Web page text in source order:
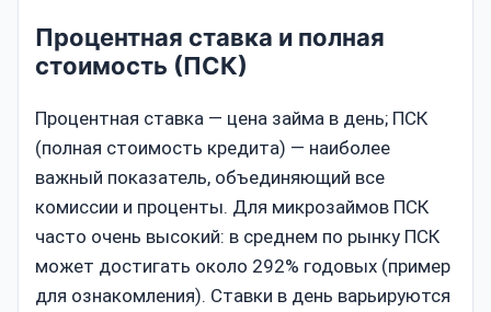
Процентная ставка и полная
стоимость (ПСК)
Процентная ставка — цена займа в день; ПСК
(полная стоимость кредита) — наиболее
важный показатель, объединяющий все
комиссии и проценты. Для микрозаймов ПСК
часто очень высокий: в среднем по рынку ПСК
может достигать около 292% годовых (пример
для ознакомления). Ставки в день варьируются